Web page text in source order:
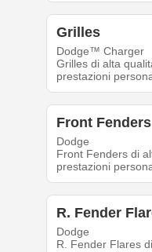
Grilles
Dodge™ Charger
Grilles di alta
prestazioni
Front Fenders
Dodge
Front Fenders di
prestazioni
R. Fender
Dodge
R. Fender Flares